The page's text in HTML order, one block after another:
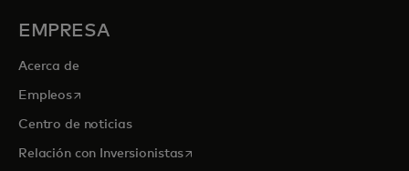
EMPRESA
Acerca de
Empleosse abre en una pestaña nueva
Centro de noticias
Relación con Inversionistasse abre en una pestaña nueva